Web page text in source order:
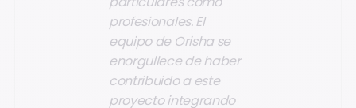
profesionales. El
equipo de Orisha se
enorgullece de haber
contribuido a este
proyecto integrando